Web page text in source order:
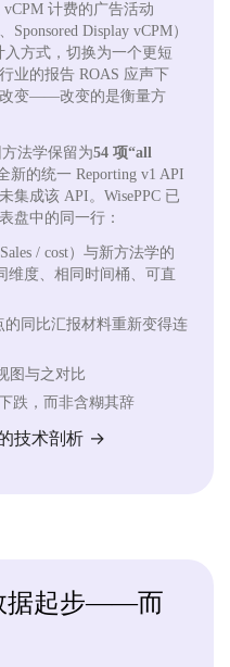
vCPM 计费的广告活动
Sponsored Display vCPM）
入方式，切换为一个更短
业的报告 ROAS 应声下
改变——改变的是衡量方
法学保留为54 项“all
的统一 Reporting v1 API
集成该 API。WisePPC 已
盘中的同一行：
/ cost）与新方法学的
维度、相同时间桶、可直
的同比汇报材料重新变得连
图与之对比
跌，而非含糊其辞
技术剖析 →
据起步——而